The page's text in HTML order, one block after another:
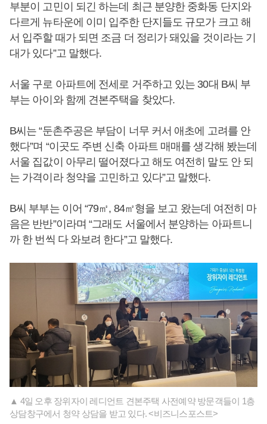
부분이 고민이 되긴 하는데 최근 분양한 중화동 단지와
다르게 뉴타운에 이미 입주한 단지들도 규모가 크고 해
서 입주할 때가 되면 조금 더 정리가 돼있을 것이라는 기
대가 있다”고 말했다.
서울 구로 아파트에 전세로 거주하고 있는 30대 B씨 부
부는 아이와 함께 견본주택을 찾았다.
B씨는 “둔촌주공은 부담이 너무 커서 애초에 고려를 안
했다”며 “이곳도 주변 신축 아파트 매매를 생각해 봤는데
서울 집값이 아무리 떨어졌다고 해도 여전히 말도 안 되
는 가격이라 청약을 고민하고 있다”고 말했다.
B씨 부부는 이어 “79㎡, 84㎡형을 보고 왔는데 여전히 마
음은 반반”이라며 “그래도 서울에서 분양하는 아파트니
까 한 번씩 다 와보려 한다”고 말했다.
▲ 4일 오후 장위자이 레디언트 견본주택 사전예약 방문객들이 1층
상담창구에서 청약 상담을 받고 있다. <비즈니스포스트>